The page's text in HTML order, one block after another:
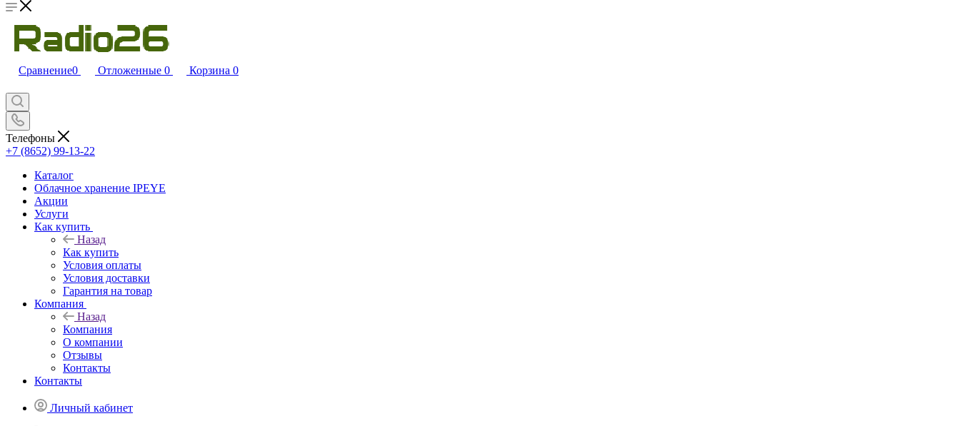
Сравнение0 Отложенные 0 Корзина 0
Телефоны
+7 (8652) 99-13-22
Каталог
Облачное хранение IPEYE
Акции
Услуги
Как купить
Назад
Как купить
Условия оплаты
Условия доставки
Гарантия на товар
Компания
Назад
Компания
О компании
Отзывы
Контакты
Контакты
Личный кабинет